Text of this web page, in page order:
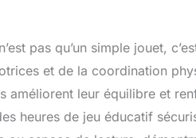
pas qu’un simple jouet,
et de la coordination
améliorent leur équilibre et
heures de jeu éducatif